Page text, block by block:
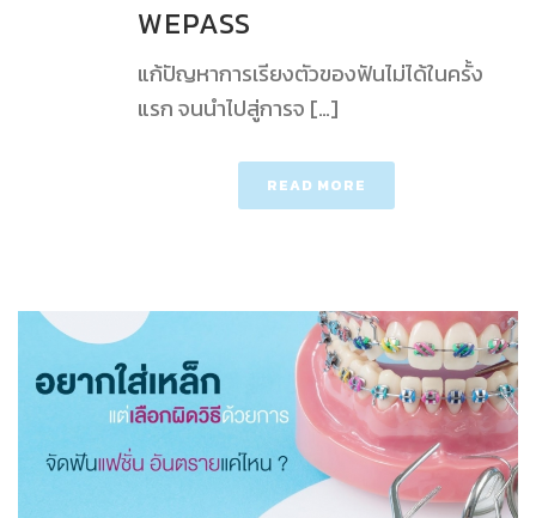
WEPASS
แก้ปัญหาการเรียงตัวของฟันไม่ได้ในครั้ง
แรก จนนำไปสู่การจ […]
READ MORE